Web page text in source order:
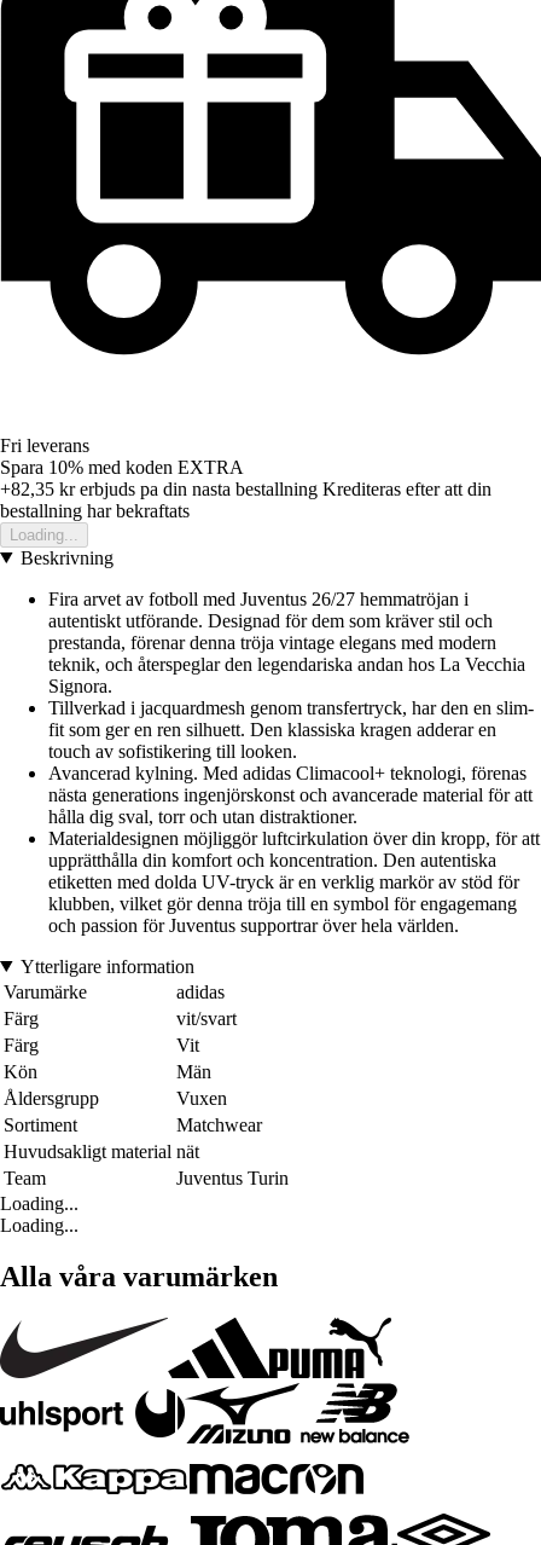
Fri leverans
Spara 10% med koden EXTRA
+82,35 krerbjuds pa din nasta bestallning Krediteras efter att din
bestallning har bekraftats
Loading...
Beskrivning
Fira arvet av fotboll med Juventus 26/27 hemmatröjan i
autentiskt utförande. Designad för dem som kräver stil och
prestanda, förenar denna tröja vintage elegans med modern
teknik, och återspeglar den legendariska andan hos La Vecchia
Signora.
Tillverkad i jacquardmesh genom transfertryck, har den en slim-
fit som ger en ren silhuett. Den klassiska kragen adderar en
touch av sofistikering till looken.
Avancerad kylning. Med adidas Climacool+ teknologi, förenas
nästa generations ingenjörskonst och avancerade material för att
hålla dig sval, torr och utan distraktioner.
Materialdesignen möjliggör luftcirkulation över din kropp, för att
upprätthålla din komfort och koncentration. Den autentiska
etiketten med dolda UV-tryck är en verklig markör av stöd för
klubben, vilket gör denna tröja till en symbol för engagemang
och passion för Juventus supportrar över hela världen.
Ytterligare information
Varumärke
adidas
Färg
vit/svart
Färg
Vit
Kön
Män
Åldersgrupp
Vuxen
Sortiment
Matchwear
Huvudsakligt material nät
Team
Juventus Turin
Loading...
Loading...
Alla våra varumärken